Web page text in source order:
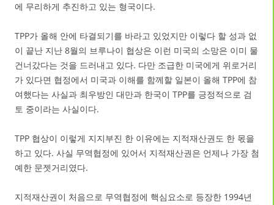
에 무리하게 추진하고 있는 형국이다.
TPP가 올해 안에 타결되기를 바라고 있었지만 이렇다 할 성과 없
이 끝난 지난 8월의 브루나이 협상은 이런 미국의 소망은 이미 물
건너갔다는 것을 드러내고 있다. 다만 조급한 미국에게 위로거리
가 있다면 협정에서 미국과 이해를 함께할 일본이 올해 TPP에 참
여했다는 사실과 최우방인 대만과 한국이 TPP를 긍정적으로 검
토 중이라는 사실이다.
TPP 협상이 이렇게 지지부진 한 이유에는 지적재산권도 한 몫을
하고 있다. 사실 무역협정에 있어서 지적재산권은 언제나 가장 첨
예한 문젯거리였다.
지적재산권이 처음으로 무역협정에 핵심요소로 등장한 1994년